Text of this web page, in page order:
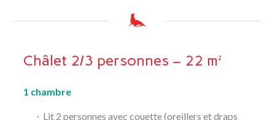
Services
Activités
Châlet 2/3 personnes – 22 m²
1 chambre
Lit 2 personnes avec couette (oreillers et draps